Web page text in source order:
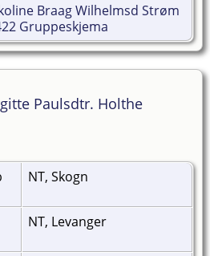
Braag Wilhelmsd Strøm
Gruppeskjema
Paulsdtr. Holthe
NT, Skogn
NT, Levanger